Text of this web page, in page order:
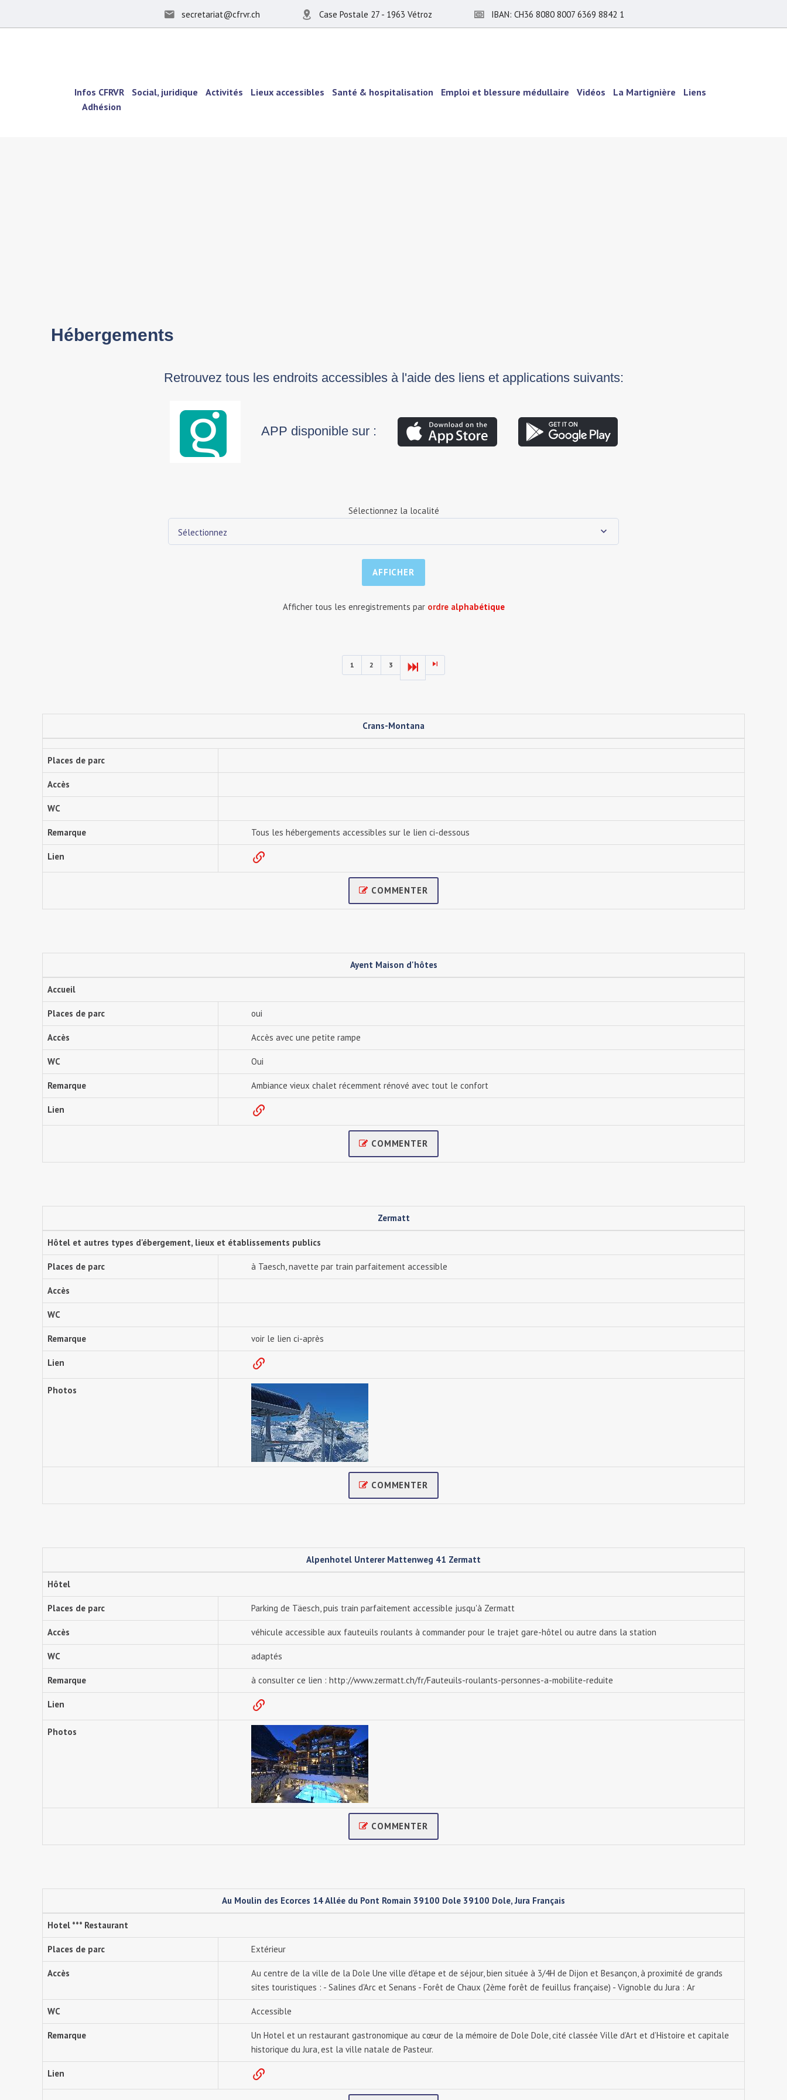
secretariat@cfrvr.ch Case Postale 27 - 1963 Vétroz IBAN: CH36 8080 8007 6369 8842 1
Infos CFRVR Social, juridique Activités Lieux accessibles Santé & hospitalisation Emploi et blessure médullaire Vidéos La Martignière
Liens
Adhésion
Hébergements
Retrouvez tous les endroits accessibles à l'aide des liens et applications suivants:
APP disponible sur :
Sélectionnez la localité
Sélectionnez
Afficher tous les enregistrements par ordre alphabétique
1 2 3
Crans-Montana
Places de parc
Accès
WC
Remarque Tous les hébergements accessibles sur le lien ci-dessous
Lien
COMMENTER
Ayent Maison d'hôtes
Accueil
Places de parc oui
Accès Accès avec une petite rampe
WC Oui
Remarque Ambiance vieux chalet récemment rénové avec tout le confort
Lien
COMMENTER
Zermatt
Hôtel et autres types d'ébergement, lieux et établissements publics
Places de parc à Taesch, navette par train parfaitement accessible
Accès
WC
Remarque voir le lien ci-après
Lien
Photos
COMMENTER
Alpenhotel Unterer Mattenweg 41 Zermatt
Hôtel
Places de parc Parking de Täesch, puis train parfaitement accessible jusqu'à Zermatt
Accès véhicule accessible aux fauteuils roulants à commander pour le trajet gare-hôtel ou autre dans la station
WC adaptés
Remarque à consulter ce lien : http://www.zermatt.ch/fr/Fauteuils-roulants-personnes-a-mobilite-reduite
Lien
Photos
COMMENTER
Au Moulin des Ecorces 14 Allée du Pont Romain 39100 Dole 39100 Dole, Jura Français
Hotel *** Restaurant
Places de parc Extérieur
Accès
Au centre de la ville de la Dole Une ville d'étape et de séjour, bien située à 3/4H de Dijon et Besançon, à proximité de grands
sites touristiques : - Salines d'Arc et Senans - Forêt de Chaux (2ème forêt de feuillus française) - Vignoble du Jura : Ar
WC Accessible
Remarque
Un Hotel et un restaurant gastronomique au cœur de la mémoire de Dole Dole, cité classée Ville d’Art et d’Histoire et capitale
historique du Jura, est la ville natale de Pasteur.
Lien